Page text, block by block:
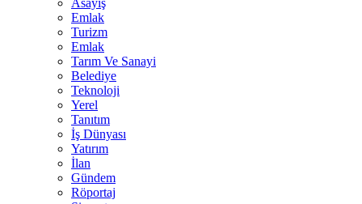
Asayiş
Emlak
Turizm
Emlak
Tarım Ve Sanayi
Belediye
Teknoloji
Yerel
Tanıtım
İş Dünyası
Yatırım
İlan
Gündem
Röportaj